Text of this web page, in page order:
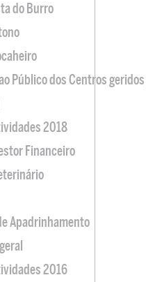
do Burro
Público dos Centros geridos
2018
Financeiro
Apadrinhamento
2016